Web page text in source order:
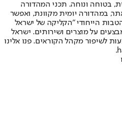
בטוחה ונוחה. תכני המהדורה
במהדורה יומית מקוונת, ואפשר
הייחודי "הקליקה של ישראל
על מוצרים ושירותים. ישראל
לשיפור מקהל הקוראים. פנו אלינו